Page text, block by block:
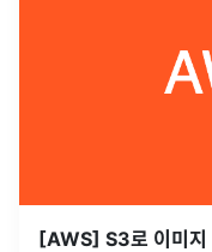
[AWS] S3로 이미지